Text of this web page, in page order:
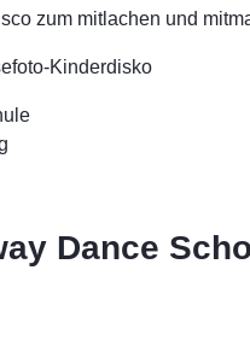
zum mitlachen und
Dance